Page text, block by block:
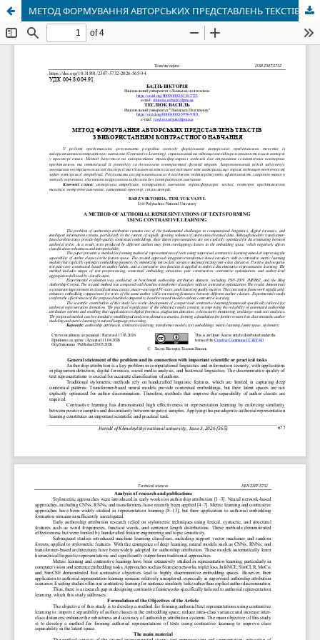
МЕТОД ФОРМУВАННЯ АВТОРСЬКИХ ПРЕДСТАВЛЕНЬ ТЕКСТІВ З ВИКОРИСТАННЯМ КОНТРАСТНОГО НАВЧАННЯ